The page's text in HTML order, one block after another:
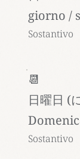
giorno /
Sostantivo
📆
日曜日 (
Sostantivo